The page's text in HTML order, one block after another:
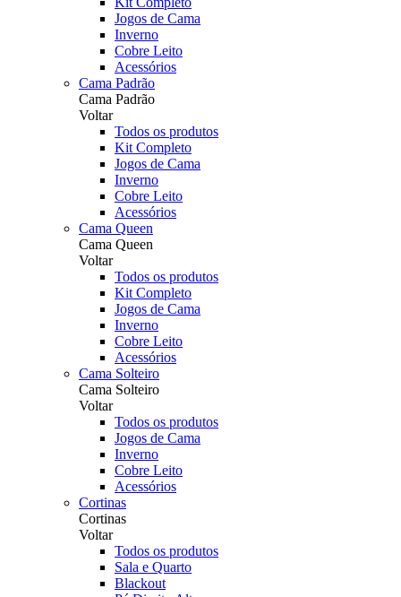
Jogos de Cama
Inverno
Cobre Leito
Acessórios
Cama Padrão
Cama Padrão
Voltar
Todos os produtos
Kit Completo
Jogos de Cama
Inverno
Cobre Leito
Acessórios
Cama Queen
Cama Queen
Voltar
Todos os produtos
Kit Completo
Jogos de Cama
Inverno
Cobre Leito
Acessórios
Cama Solteiro
Cama Solteiro
Voltar
Todos os produtos
Jogos de Cama
Inverno
Cobre Leito
Acessórios
Cortinas
Cortinas
Voltar
Todos os produtos
Sala e Quarto
Blackout